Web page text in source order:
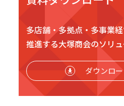
多店舗・多拠点・多事業
推進する大塚商会のソリ
ダウンロ